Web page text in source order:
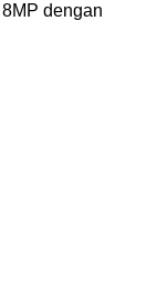
dengan